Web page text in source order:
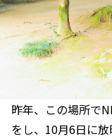
昨年、この場所で
をし、10月6日に